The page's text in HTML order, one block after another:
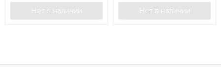
Нет в наличии Нет в наличии